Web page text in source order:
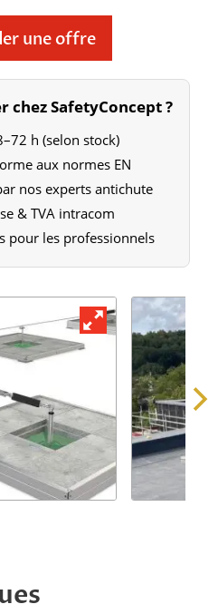
une offre
chez SafetyConcept ?
h (selon stock)
aux normes EN
nos experts antichute
& TVA intracom
pour les professionnels